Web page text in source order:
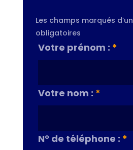
Les champs marqués d’un
obligatoires
Votre prénom : *
Votre nom : *
N° de téléphone : *